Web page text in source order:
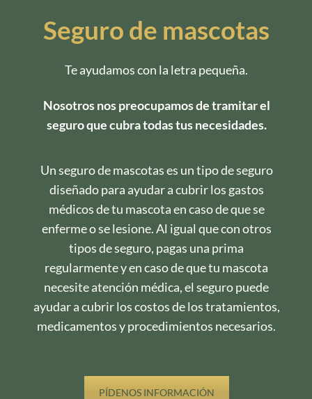
Seguro de mascotas
Te ayudamos con la letra pequeña.
Nosotros nos preocupamos de tramitar el
seguro que cubra todas tus necesidades.
Un seguro de mascotas es un tipo de seguro
diseñado para ayudar a cubrir los gastos
médicos de tu mascota en caso de que se
enferme o se lesione. Al igual que con otros
tipos de seguro, pagas una prima
regularmente y en caso de que tu mascota
necesite atención médica, el seguro puede
ayudar a cubrir los costos de los tratamientos,
medicamentos y procedimientos necesarios.
PÍDENOS INFORMACIÓN